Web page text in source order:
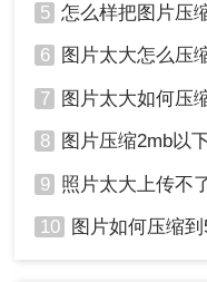
5 怎么样把图片压缩到
6 图片太大怎么压
7 图片太大如何压缩变小
8 图片压缩2mb以
9 照片太大上传不了怎么
10 图片如何压缩到